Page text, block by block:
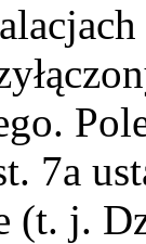
7a
(t. j.